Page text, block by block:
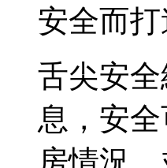
安全而打
舌尖安
息，安
房情況